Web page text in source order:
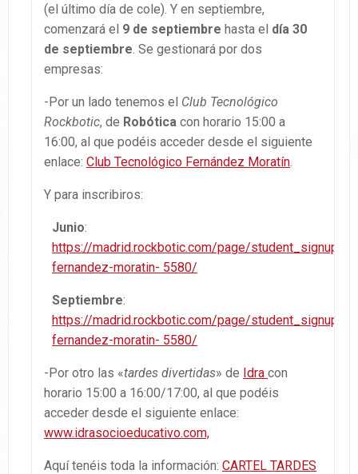
(el último día de cole). Y en septiembre,
comenzará el 9 de septiembre hasta el día 30
de septiembre . Se gestionará por dos
empresas:
-Por un lado tenemos el Club Tecnológico
Rockbotic, de Robótica con horario 15:00 a
16:00, al que podéis acceder desde el siguiente
enlace: Club Tecnológico Fernández Moratín
Y para inscribiros:
Junio:
https://madrid.rockbotic.com/page/student_signup/
fernandez-moratin- 5580/
Septiembre:
https://madrid.rockbotic.com/page/student_signup/
fernandez-moratin- 5580/
-Por otro las «tardes divertidas» de Idra con
horario 15:00 a 16:00/17:00, al que podéis
acceder desde el siguiente enlace:
www.idrasocioeducativo.com,
Aquí tenéis toda la información: CARTEL TARDES